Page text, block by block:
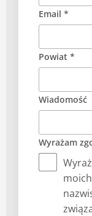
Email *
Powiat *
Wiadomość
Wyrażam